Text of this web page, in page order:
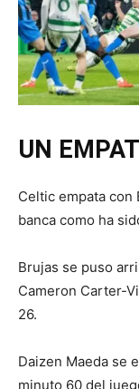
UN
Celtic empata con
banca como ha
Brujas se puso
Cameron Carter-
26.
Daizen Maeda se
minuto 60 del